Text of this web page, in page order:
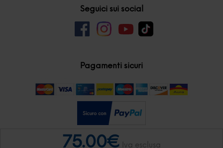
75.00€ Iva esclusa
Seguici sui social
Pagamenti sicuri